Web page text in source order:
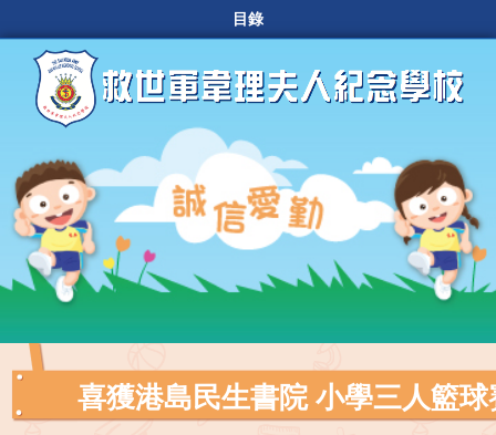
目錄
喜獲港島民生書院 小學三人籃